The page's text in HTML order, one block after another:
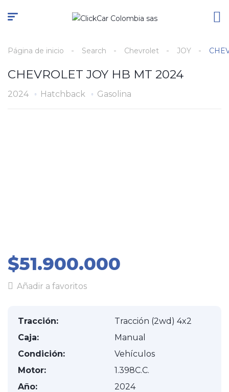
Página de inicio Search Chevrolet JOY
CHEVROLET JOY HB MT 2024
2024 Hatchback Gasolina
$51.900.000
Añadir a favoritos
Tracción:
Tracción (2wd) 4x2
Caja:
Manual
Condición:
Vehículos
Motor:
1.398C.C.
Año:
2024